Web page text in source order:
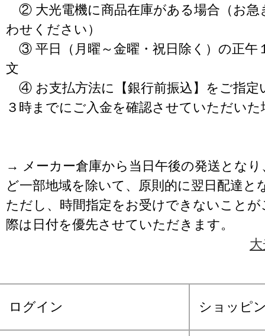
② 大光電機に商品在庫がある場合（お急
わせください）
③ 平日（月曜～金曜・祝日除く）の正午
文
④ お支払方法に【銀行前振込】をご指定
３時までにご入金を確認させていただいた
→ メーカー倉庫から当日午後の発送となり
ど一部地域を除いて、原則的に翌日配達と
ただし、時間指定をお受けできないこと
際は日付を優先させていただきます。
ログイン ショッピ